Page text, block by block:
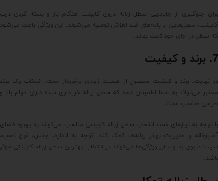
برای جلوگیری از جابجایی سطل زباله درون کابینت هنگام باز و بسته کردن درب
کابینت، سطل‌هایی با پایه‌های ضد لغزش توصیه می‌شوند. این ویژگی باعث می‌شود
که سطل در جای خود ثابت بماند.
7. برند و کیفیت
در نهایت، برند و کیفیت محصول از اهمیت زیادی برخوردار است. انتخاب یک برند
معتبر می‌تواند به شما اطمینان دهد که سطل زباله خریداری شده دارای دوام بالا و
طراحی مناسب است.
با توجه به نیازهای شما، انتخاب سطل زباله کابینتی مناسب می‌تواند به بهبود فضای
آشپزخانه و مدیریت بهتر زباله‌ها کمک کند. توجه به اندازه، جنس، نوع نصب،
سیستم بوی بد و سایر ویژگی‌ها می‌تواند در انتخاب بهترین سطل زباله کابینتی موثر
باشد.